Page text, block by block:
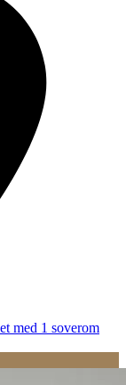
med 1 soverom